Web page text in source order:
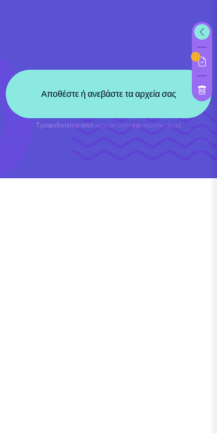
Αποθέστε ή ανεβάστε τα αρχεία σας
Τροφοδοτείται από aspose.com και aspose.cloud